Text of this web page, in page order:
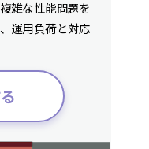
雑な性能問題を
運用負荷と対応